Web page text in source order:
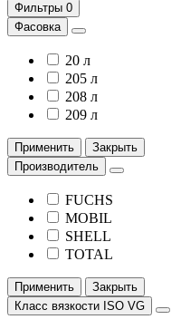
Фильтры 0
Фасовка
20 л
205 л
208 л
209 л
Применить
Закрыть
Производитель
FUCHS
MOBIL
SHELL
TOTAL
Применить
Закрыть
Класс вязкости ISO VG